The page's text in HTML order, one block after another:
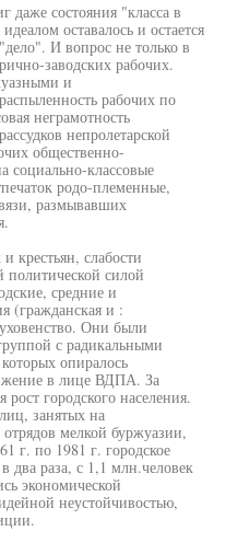
даже состояния "класса в
оставалось и остается
И вопрос не только в
заводских рабочих.
и
рабочих по
неграмотность
непролетарской
общественно-
социально-классовые
родо-племенные,
размывавших
крестьян, слабости
силой
средние и
(гражданская и :
Они были
с радикальными
опиралось
в лице ВДПА. За
рост городского населения.
занятых на
мелкой буржуазии,
г. по 1981 г. городское
два раза, с 1,1 млн.человек
экономической
неустойчивостью,